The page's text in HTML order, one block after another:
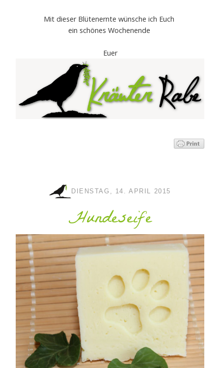
Mit dieser Blütenernte wünsche ich Euch
ein schönes Wochenende
Euer
DIENSTAG, 14. APRIL 2015
Hundeseife